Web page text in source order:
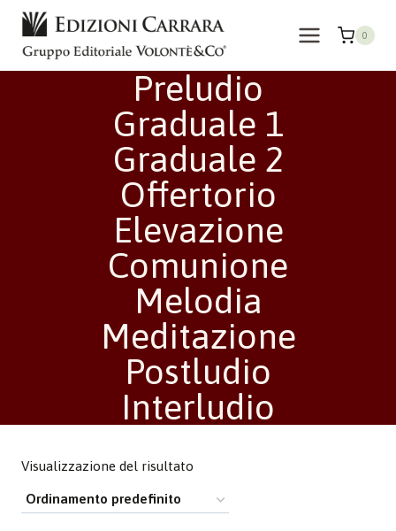
Salta
contenuto
0
Preludio
Graduale 1
Graduale 2
Offertorio
Elevazione
Comunione
Melodia
Meditazione
Postludio
Interludio
Visualizzazione del risultato